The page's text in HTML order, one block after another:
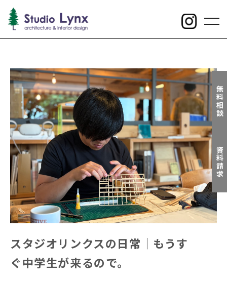
無料相談
資料請求
スタジオリンクスの日常｜もうす
ぐ中学生が来るので。